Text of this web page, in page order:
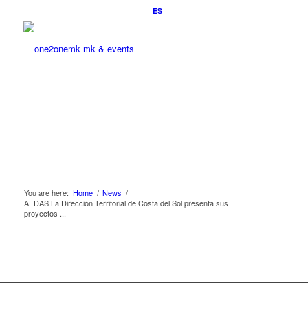
ES
You are here: Home / News /
AEDAS La Dirección Territorial de Costa del Sol presenta sus
proyectos ...